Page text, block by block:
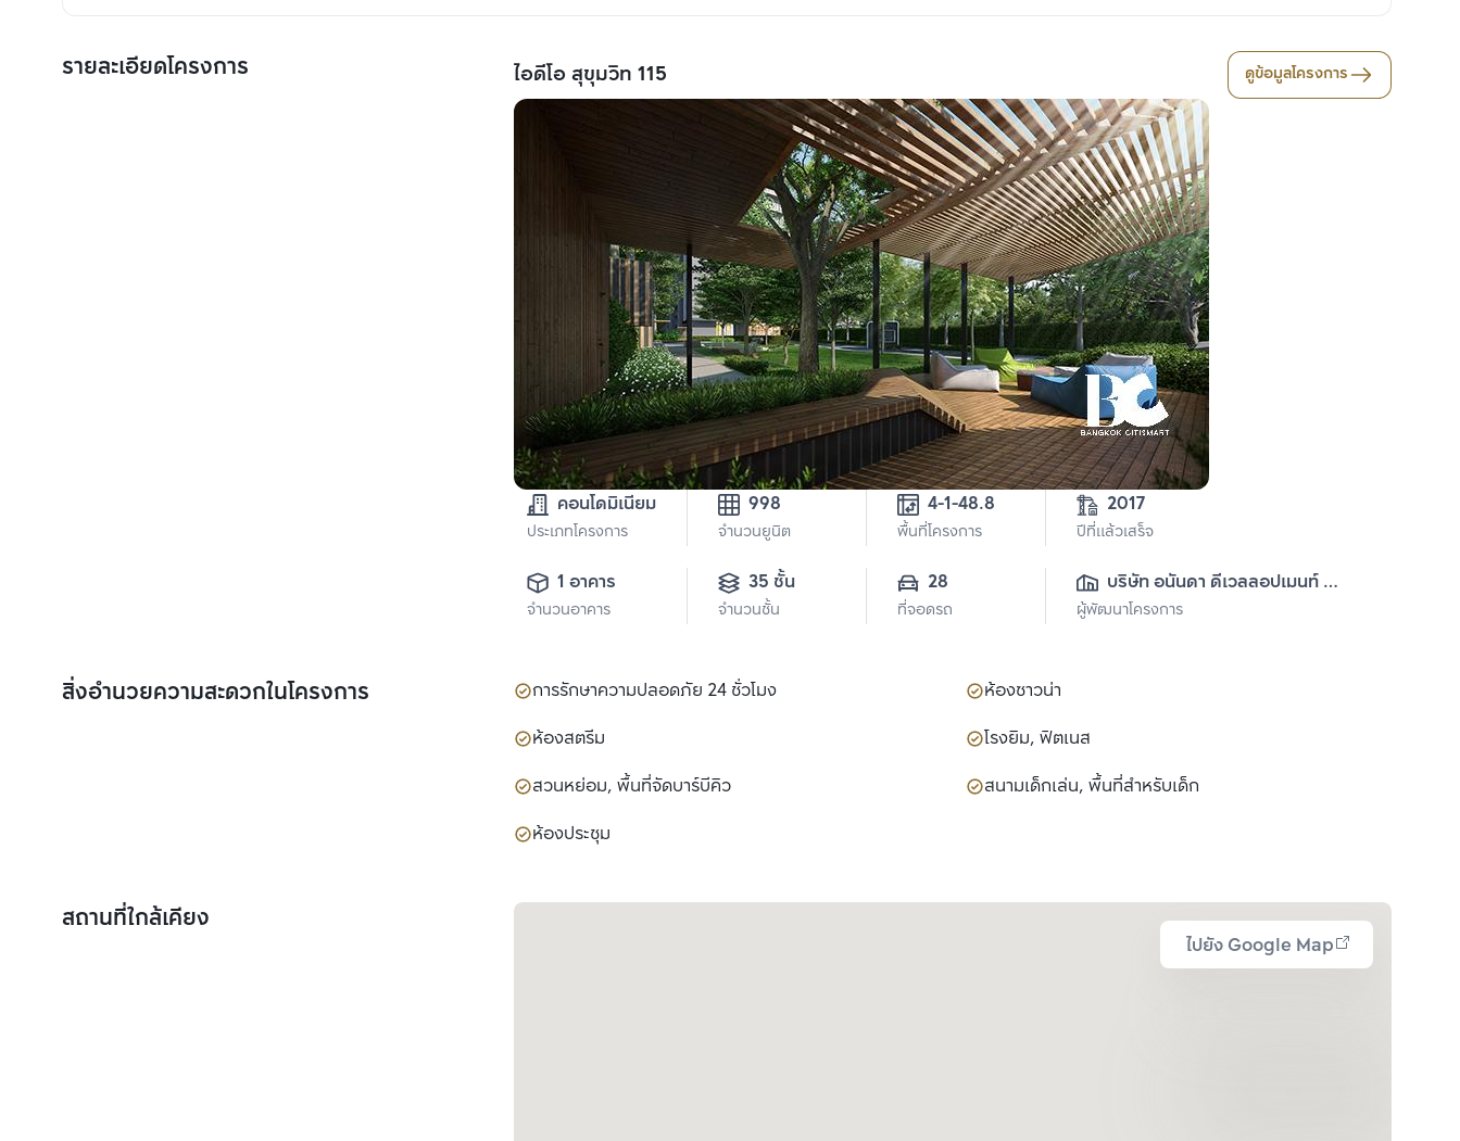
รายละเอียดโครงการ ไอดีโอ สุขุมวิท 115 ดูข้อมูลโครงการ
คอนโดมิเนียม
ประเภทโครงการ
998
จำนวนยูนิต พื้นที่โครงการ
2017
ปีที่แล้วเสร็จ
1 อาคาร
จำนวนอาคาร
35 ชั้น
จำนวนชั้น
28
ที่จอดรถ
บริษัท อนันดา ดีเวลลอปเมนท์
จำกัด (มหาชน)
ผู้พัฒนาโครงการ
สิ่งอำนวยความสะดวกในโครงการ การรักษาความปลอดภัย 24 ชั่วโมง
ห้องซาวน่า
ห้องสตรีม
โรงยิม, ฟิตเนส
สวนหย่อม, พื้นที่จัดบาร์บีคิว
สนามเด็กเล่น, พื้นที่สำหรับเด็ก
ห้องประชุม
สถานที่ใกล้เคียง
ไปยัง Google Map